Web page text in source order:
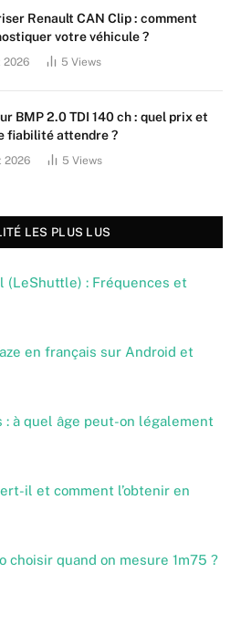
Renault CAN Clip : comment
votre véhicule ?
2026 5 Views
BMP 2.0 TDI 140 ch : quel prix et
fiabilité attendre ?
2026 5 Views
LES PLUS LUS
(LeShuttle) : Fréquences et
en français sur Android et
: à quel âge peut-on légalement
il et comment l’obtenir en
choisir quand on mesure 1m75 ?